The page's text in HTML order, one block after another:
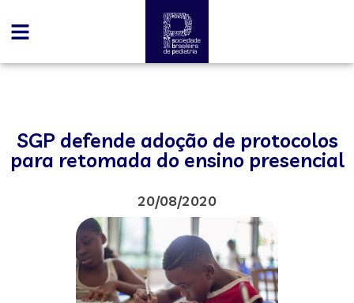
SGP defende adoção de protocolos
para retomada do ensino presencial
20/08/2020